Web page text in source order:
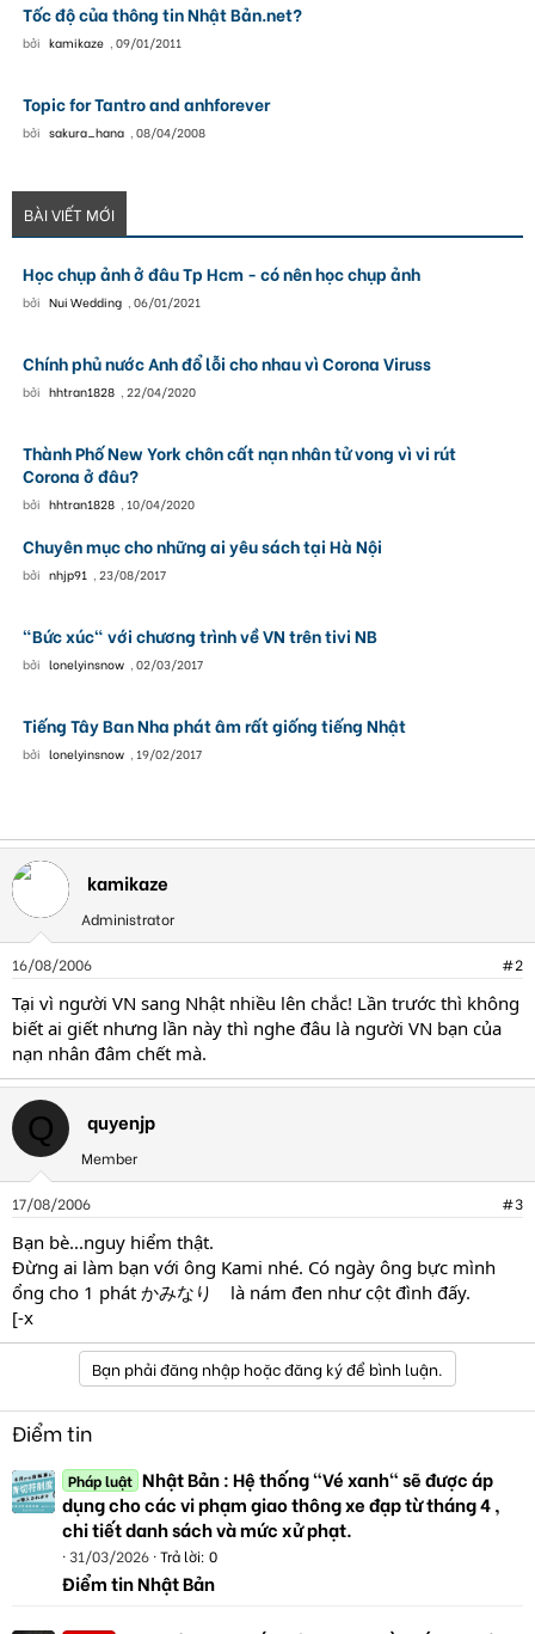
Tốc độ của thông tin Nhật Bản.net?
bởi kamikaze , 09/01/2011
Topic for Tantro and anhforever
bởi sakura_hana , 08/04/2008
BÀI VIẾT MỚI
Học chụp ảnh ở đâu Tp Hcm - có nên học chụp ảnh
bởi Nui Wedding , 06/01/2021
Chính phủ nước Anh đổ lỗi cho nhau vì Corona Viruss
bởi hhtran1828 , 22/04/2020
Thành Phố New York chôn cất nạn nhân tử vong vì vi rút
Corona ở đâu?
bởi hhtran1828 , 10/04/2020
Chuyên mục cho những ai yêu sách tại Hà Nội
bởi nhjp91 , 23/08/2017
"Bức xúc" với chương trình về VN trên tivi NB
bởi lonelyinsnow , 02/03/2017
Tiếng Tây Ban Nha phát âm rất giống tiếng Nhật
bởi lonelyinsnow , 19/02/2017
kamikaze
Administrator
16/08/2006 #2
Tại vì người VN sang Nhật nhiều lên chắc! Lần trước thì không
biết ai giết nhưng lần này thì nghe đâu là người VN bạn của
nạn nhân đâm chết mà.
Q quyenjp
Member
17/08/2006 #3
Bạn bè...nguy hiểm thật.
Đừng ai làm bạn với ông Kami nhé. Có ngày ông bực mình
ổng cho 1 phát かみなり là nám đen như cột đình đấy.
[-x
Bạn phải đăng nhập hoặc đăng ký để bình luận.
Điểm tin
Pháp luật Nhật Bản : Hệ thống "Vé xanh" sẽ được áp
dụng cho các vi phạm giao thông xe đạp từ tháng 4 ,
chi tiết danh sách và mức xử phạt.
31/03/2026 Trả lời: 0
Điểm tin Nhật Bản